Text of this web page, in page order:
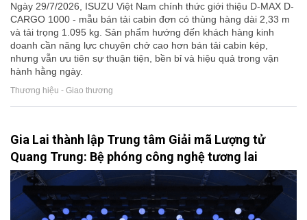
Ngày 29/7/2026, ISUZU Việt Nam chính thức giới thiệu D-MAX D-
CARGO 1000 - mẫu bán tải cabin đơn có thùng hàng dài 2,33 m
và tải trọng 1.095 kg. Sản phẩm hướng đến khách hàng kinh
doanh cần năng lực chuyên chở cao hơn bán tải cabin kép,
nhưng vẫn ưu tiên sự thuận tiện, bền bỉ và hiệu quả trong vận
hành hằng ngày.
Thương hiệu - Giao thương
Gia Lai thành lập Trung tâm Giải mã Lượng tử
Quang Trung: Bệ phóng công nghệ tương lai